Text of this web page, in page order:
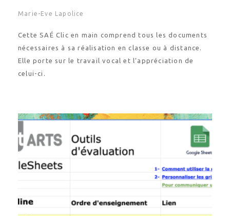
Marie-Eve Lapolice
Cette SAÉ Clic en main comprend tous les documents
nécessaires à sa réalisation en classe ou à distance.
Elle porte sur le travail vocal et l’appréciation de
celui-ci.